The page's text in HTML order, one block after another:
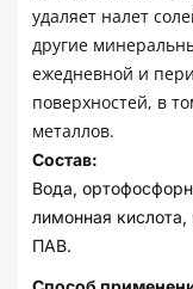
удаляет налет
другие
ежедневной и
поверхностей, в
металлов.
Состав:
Вода,
лимонная
ПАВ.